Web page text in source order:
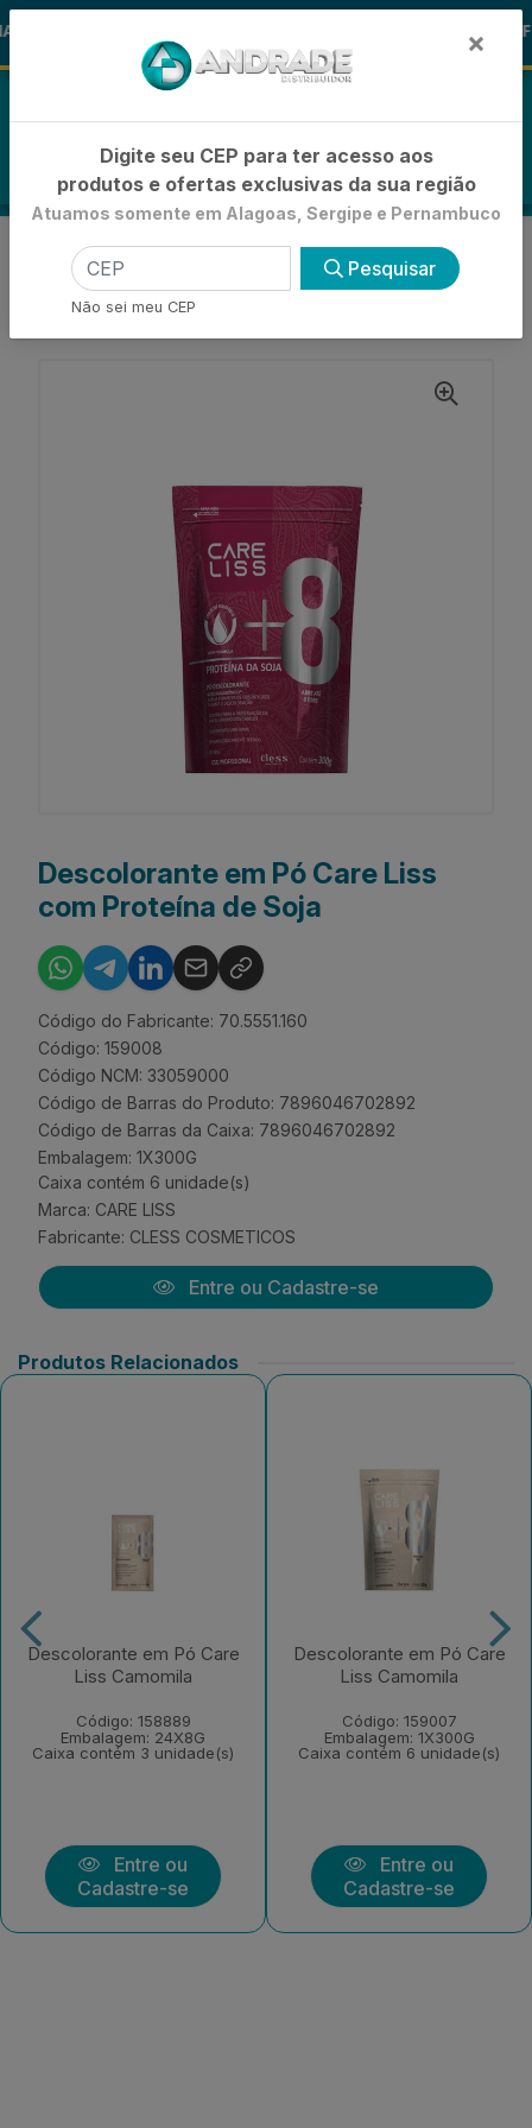
🪞
INÍCIO
DESCOLORANTES
DESCOLORANTE PÓ
DESCOLORANTE EM PÓ CARE LISS COM
Descolorante em Pó Care Liss
com Proteína de Soja
Código do Fabricante: 70.5551.160
Código: 159008
Código NCM: 33059000
Código de Barras do Produto: 7896046702892
Código de Barras da Caixa: 7896046702892
Embalagem: 1X300G
Caixa contém 6 unidade(s)
Marca: CARE LISS
Fabricante: CLESS COSMETICOS
Entre ou Cadastre-se
Produtos Relacionados
Descolorante em Pó Care
Liss Camomila
Código: 158889
Embalagem: 24X8G
Caixa contém 3 unidade(s)
Entre ou
Cadastre-se
Descolorante em Pó Care
Liss Camomila
Código: 159007
Embalagem: 1X300G
Caixa contém 6 unidade(s)
Entre ou
Cadastre-se
×
Digite seu CEP para ter acesso aos
produtos e ofertas exclusivas da sua região
Atuamos somente em Alagoas, Sergipe e Pernambuco
Pesquisar
Não sei meu CEP